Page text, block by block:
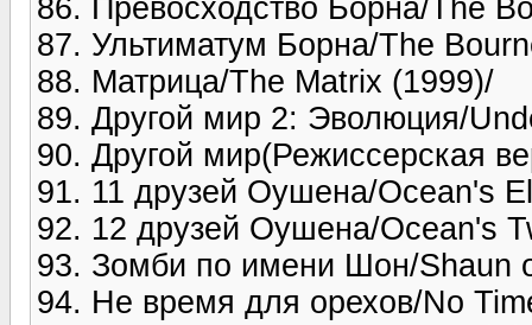
86. Превосходство Борна/The
87. Ультиматум Борна/The
88. Матрица/The Matrix (1999)/
89. Другой мир 2: Эволюция/
90. Другой мир(Режиссерская
91. 11 друзей Оушена/Ocean's
92. 12 друзей Оушена/Ocean's
93. Зомби по имени Шон/Shaun
94. Не время для орехов/No